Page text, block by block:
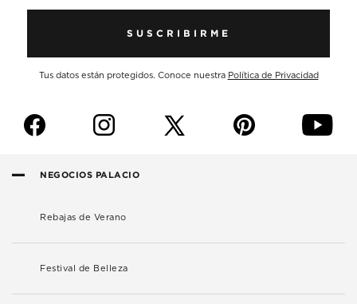
SUSCRIBIRME
Tus datos están protegidos. Conoce nuestra Política de Privacidad
f i p y
NEGOCIOS PALACIO
Rebajas de Verano
Festival de Belleza